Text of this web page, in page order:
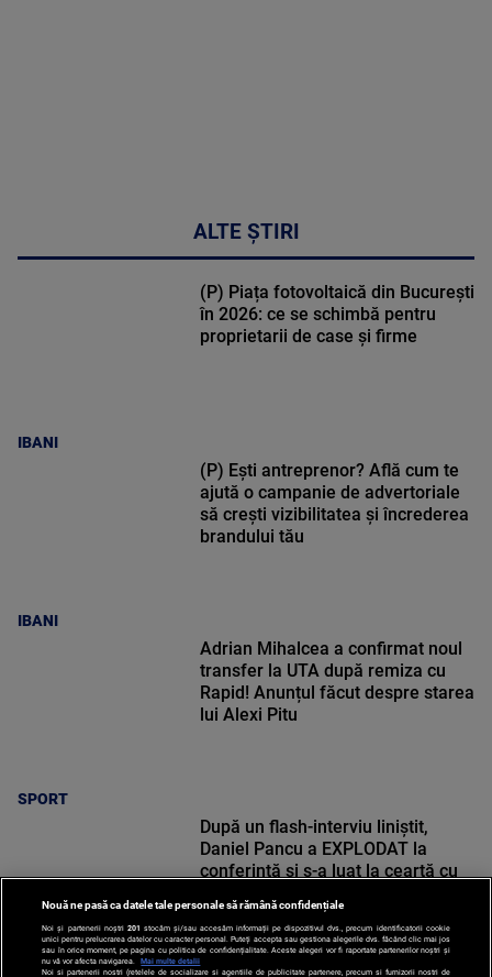
ALTE ȘTIRI
IBANI
(P) Piața fotovoltaică din București
în 2026: ce se schimbă pentru
proprietarii de case și firme
IBANI
(P) Ești antreprenor? Află cum te
ajută o campanie de advertoriale
să crești vizibilitatea și încrederea
brandului tău
SPORT
Adrian Mihalcea a confirmat noul
transfer la UTA după remiza cu
Rapid! Anunțul făcut despre starea
lui Alexi Pitu
După un flash-interviu liniștit,
Daniel Pancu a EXPLODAT la
conferință și s-a luat la ceartă cu
strigați”
Nouă ne pasă ca datele tale personale să rămână confidențiale
Noi și partenerii noștri 201 stocăm și/sau accesăm informații pe dispozitivul dvs., precum identificatorii cookie
unici pentru prelucrarea datelor cu caracter personal. Puteți accepta sau gestiona alegerile dvs. făcând clic mai jos
sau în orice moment, pe pagina cu politica de confidențialitate. Aceste alegeri vor fi raportate partenerilor noștri și
nu vă vor afecta navigarea.
Mai multe detalii
Noi si partenerii nostri (retelele de socializare si agentiile de publicitate partenere, precum si furnizorii nostri de